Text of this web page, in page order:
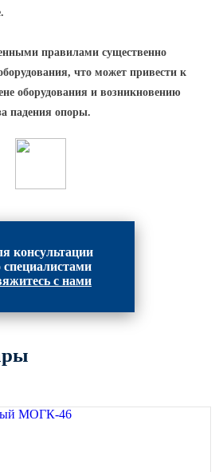
подсветка
2 метра
3 метра
и
ФОРМЫ)
правилами существенно
что может привести к
оборудования и возникновению
падения опоры.
консультации
специалистами
с нами